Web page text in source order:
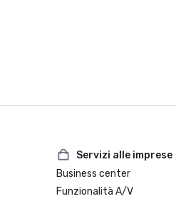
Servizi alle imprese
Business center
Funzionalità A/V